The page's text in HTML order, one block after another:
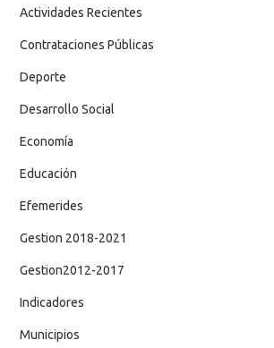
Actividades Recientes
Contrataciones Públicas
Deporte
Desarrollo Social
Economía
Educación
Efemerides
Gestion 2018-2021
Gestion2012-2017
Indicadores
Municipios